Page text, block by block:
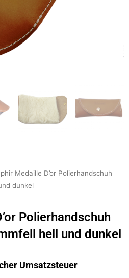
Medaille D’or Polierhandschuh
dunkel
Polierhandschuh
hell und dunkel
Umsatzsteuer